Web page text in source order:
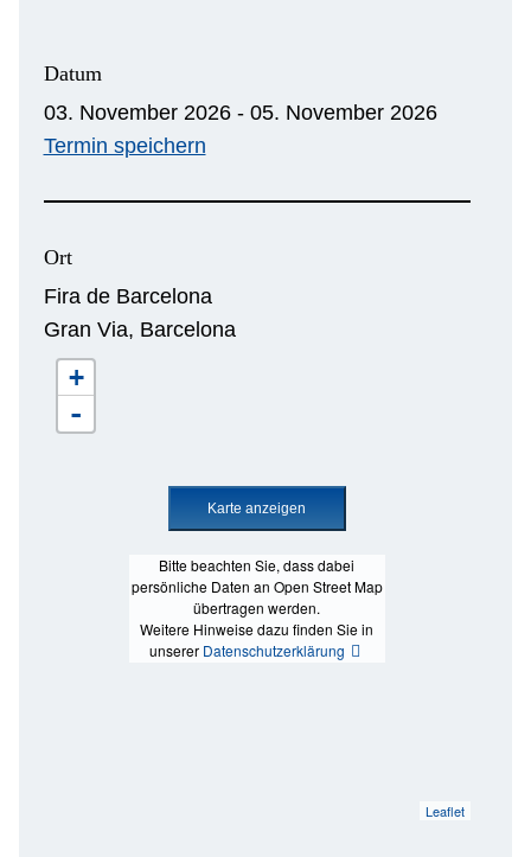
Datum
03. November 2026 - 05. November 2026
Termin speichern
Ort
Fira de Barcelona
Gran Via, Barcelona
Bitte beachten Sie, dass dabei
persönliche Daten an Open Street Map
übertragen werden.
Weitere Hinweise dazu finden Sie in
unserer Datenschutzerklärung
+
-
Leaflet